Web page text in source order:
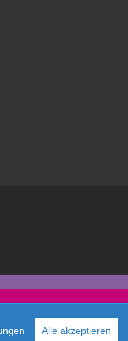
Alle akzeptieren